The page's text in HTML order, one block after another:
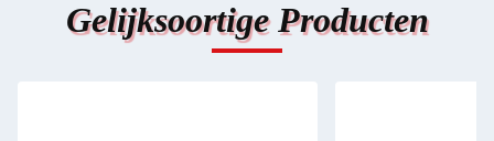
Gelijksoortige Producten